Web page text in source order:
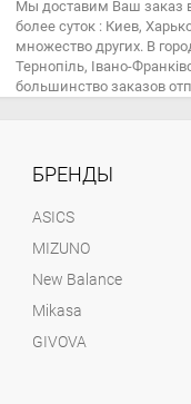
Мы доставим Ваш заказ
более суток : Киев,
множество других. В
Тернопіль, Івано-
большинство заказов
БРЕНДЫ
ASICS
MIZUNO
New Balance
Mikasa
GIVOVA